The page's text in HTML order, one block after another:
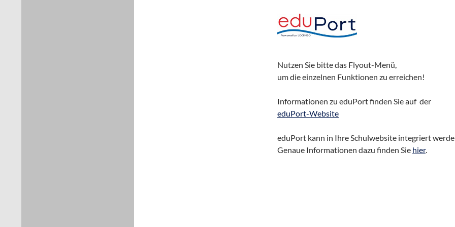
Nutzen Sie bitte das Flyout-Menü,
um die einzelnen Funktionen zu erreichen!
Informationen zu eduPort finden Sie auf der
eduPort-Website
eduPort kann in Ihre Schulwebsite integriert
Genaue Informationen dazu finden Sie hier.